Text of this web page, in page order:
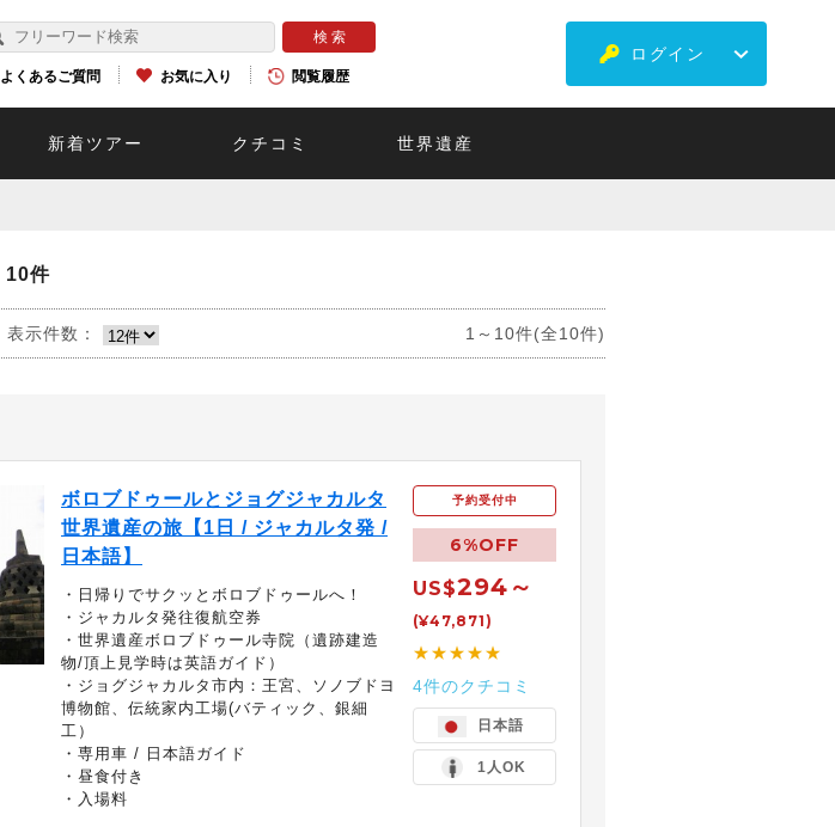
よくあるご質問 お気に入り 閲覧履歴
ログイン
新着ツアー クチコミ 世界遺産
10件
表示件数： 1～10件(全10件)
ボロブドゥールとジョグジャカルタ
世界遺産の旅【1日 / ジャカルタ発 /
日本語】
・日帰りでサクッとボロブドゥールへ！
・ジャカルタ発往復航空券
・世界遺産ボロブドゥール寺院（遺跡建造
物/頂上見学時は英語ガイド）
・ジョグジャカルタ市内：王宮、ソノブドヨ
博物館、伝統家内工場(バティック、銀細
工）
・専用車 / 日本語ガイド
・昼食付き
・入場料
予約受付中
6%OFF
US$294～
(¥47,871)
★★★★★
4件のクチコミ
日本語
1人OK